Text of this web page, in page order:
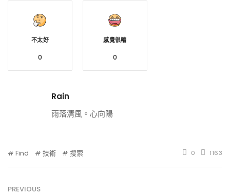
不太好
0
感覺很糟
0
Rain
雨落清風。心向陽
Find 技術 搜索 0 1163
PREVIOUS